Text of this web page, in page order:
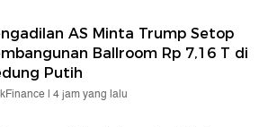
AS Minta Trump Setop
Ballroom Rp 7,16 T di
Putih
| 4 jam yang lalu